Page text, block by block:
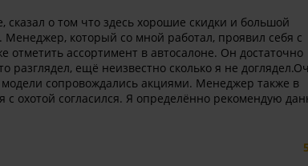
сказал о том что здесь хорошие скидки и большой
который со мной работал, проявил себя с
отметить ассортимент в автосалоне. Он достаточно
разглядел, ещё неизвестно сколько я не
сопровождались акциями. Менеджер также в
охотой согласился. Я определённо рекомендую
5